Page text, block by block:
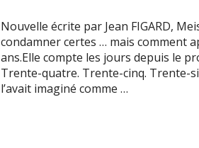
Nouvelle écrite par Jean FIGARD,
condamner certes … mais comment
ans.Elle compte les jours depuis le
Trente-quatre. Trente-cinq. Trente-
l’avait imaginé comme …